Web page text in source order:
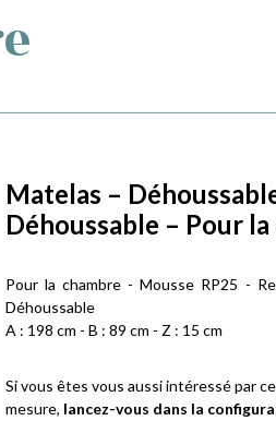
Matelas –
Déhoussable – Pour
Pour la chambre - Mousse RP25 -
Déhoussable
A : 198 cm - B : 89 cm - Z : 15 cm
Si vous êtes vous aussi intéressé par
mesure, lancez-vous dans la